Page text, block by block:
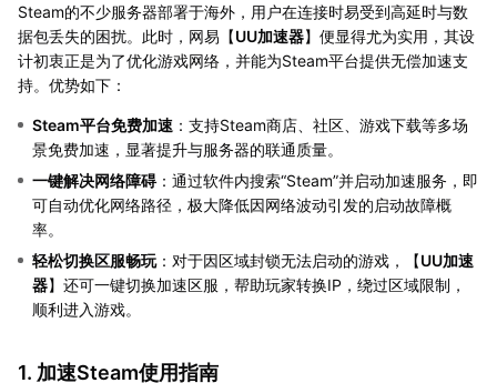
Steam的不少服务器部署于海外，用户在连接时易受到高延时与数
据包丢失的困扰。此时，网易【UU加速器】便显得尤为实用，其设
计初衷正是为了优化游戏网络，并能为Steam平台提供无偿加速支
持。优势如下：
Steam平台免费加速 ：支持Steam商店、社区、游戏下载等多场
景免费加速，显著提升与服务器的联通质量。
一键解决网络障碍：通过软件内搜索“Steam”并启动加速服务，即
可自动优化网络路径，极大降低因网络波动引发的启动故障概
率。
轻松切换区服畅玩：对于因区域封锁无法启动的游戏，【UU加速
器】还可一键切换加速区服，帮助玩家转换IP，绕过区域限制，
顺利进入游戏。
1. 加速Steam使用指南